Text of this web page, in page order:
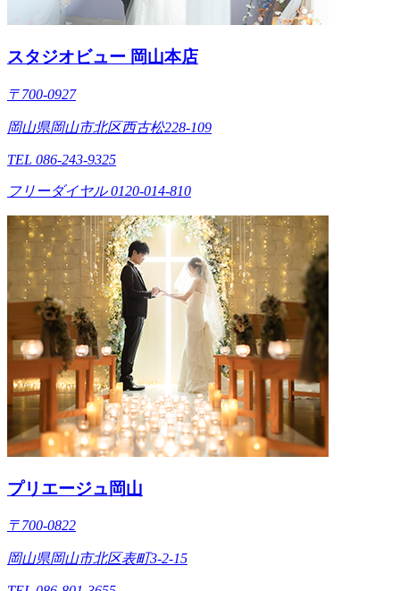
スタジオビュー 岡山本店
〒700-0927
岡山県岡山市北区西古松228-109
TEL 086-243-9325
フリーダイヤル 0120-014-810
プリエージュ岡山
〒700-0822
岡山県岡山市北区表町3-2-15